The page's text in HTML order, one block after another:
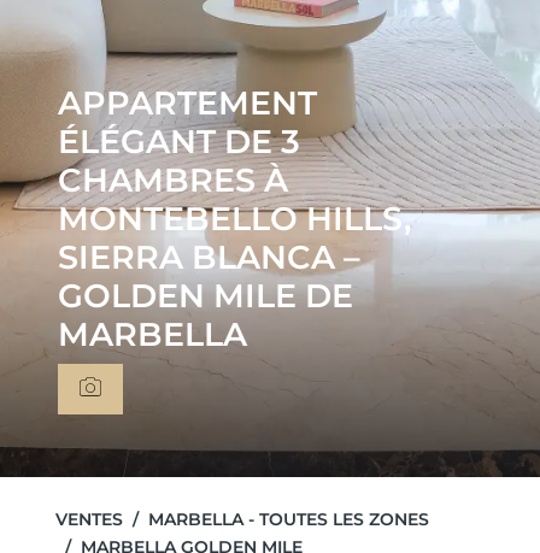
APPARTEMENT
ÉLÉGANT DE 3
CHAMBRES À
MONTEBELLO HILLS,
SIERRA BLANCA –
GOLDEN MILE DE
MARBELLA
VENTES
MARBELLA - TOUTES LES ZONES
MARBELLA GOLDEN MILE